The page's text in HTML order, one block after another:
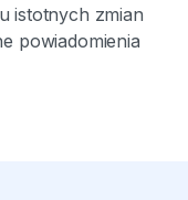
istotnych zmian
powiadomienia